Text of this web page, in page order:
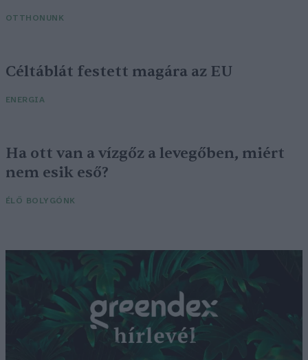
OTTHONUNK
Céltáblát festett magára az EU
ENERGIA
Ha ott van a vízgőz a levegőben, miért
nem esik eső?
ÉLŐ BOLYGÓNK